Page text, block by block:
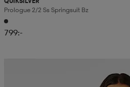
Prologue 2/2 Ss Springsuit Bz
799:-